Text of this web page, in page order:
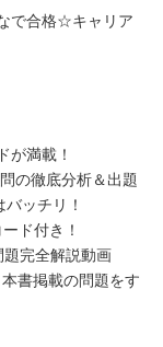
で合格☆キャリア
が満載！
の徹底分析＆出題
ッチリ！
ド付き！
完全解説動画
書掲載の問題をす